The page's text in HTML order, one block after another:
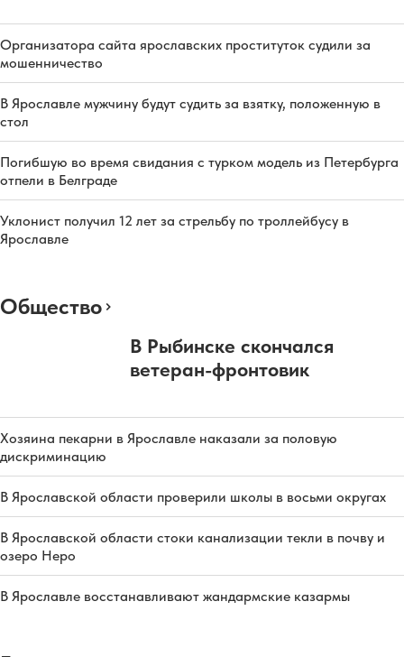
Организатора сайта ярославских проституток судили за
мошенничество
В Ярославле мужчину будут судить за взятку, положенную в
стол
Погибшую во время свидания с турком модель из Петербурга
отпели в Белграде
Уклонист получил 12 лет за стрельбу по троллейбусу в
Ярославле
Общество
В Рыбинске скончался
ветеран-фронтовик
Хозяина пекарни в Ярославле наказали за половую
дискриминацию
В Ярославской области проверили школы в восьми округах
В Ярославской области стоки канализации текли в почву и
озеро Неро
В Ярославле восстанавливают жандармские казармы